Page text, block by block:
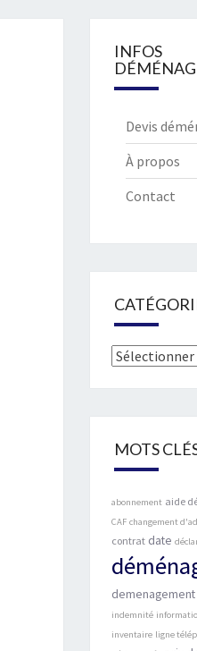
INFOS
Devis
À propos
Contact
Catégories
MOTS
abonnement aide
CAF changement
contrat date
demenagement
indemnité
inventaire ligne